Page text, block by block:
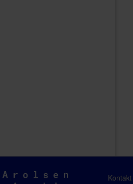
Arolsen
Kontakt